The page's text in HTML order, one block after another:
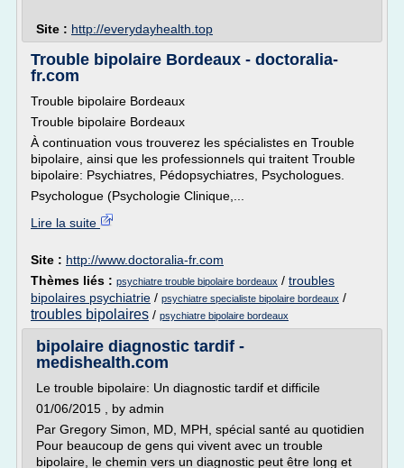
Site : http://everydayhealth.top
Trouble bipolaire Bordeaux - doctoralia-
fr.com
Trouble bipolaire Bordeaux
Trouble bipolaire Bordeaux
À continuation vous trouverez les spécialistes en Trouble
bipolaire, ainsi que les professionnels qui traitent Trouble
bipolaire: Psychiatres, Pédopsychiatres, Psychologues.
Psychologue (Psychologie Clinique,...
Lire la suite
Site : http://www.doctoralia-fr.com
Thèmes liés : psychiatre trouble bipolaire bordeaux / troubles
bipolaires psychiatrie / psychiatre specialiste bipolaire bordeaux /
troubles bipolaires / psychiatre bipolaire bordeaux
bipolaire diagnostic tardif -
medishealth.com
Le trouble bipolaire: Un diagnostic tardif et difficile
01/06/2015 , by admin
Par Gregory Simon, MD, MPH, spécial santé au quotidien
Pour beaucoup de gens qui vivent avec un trouble
bipolaire, le chemin vers un diagnostic peut être long et